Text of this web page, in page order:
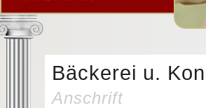
Bäckerei u.
Anschrift